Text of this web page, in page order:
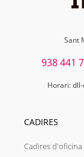
Sant
938 441
Horari:
CADIRES
Cadires d'oficina